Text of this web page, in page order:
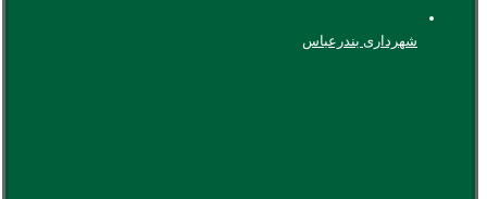
شهرداری بندرعباس